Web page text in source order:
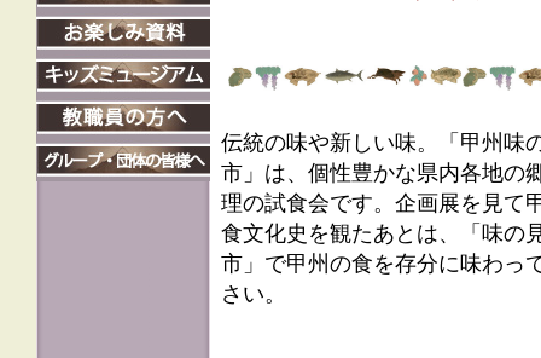
伝統の味や新しい味。「甲州味
市」は、個性豊かな県内各地の
理の試食会です。企画展を見て
食文化史を観たあとは、「味の
市」で甲州の食を存分に味わっ
さい。